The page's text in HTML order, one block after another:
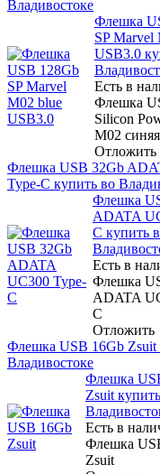
Владивостоке
Флешка
SP Marvel
USB3.0
Есть в
Флешка
Silicon
M02
Отложить
Флешка USB 32Gb
Type-C купить во
Флешка
ADATA
C купить
Есть в
Флешка
ADATA
C
Отложить
Флешка USB 16Gb Zsuit
Владивостоке
Флешка
Zsuit
Есть в
Флешка
Zsuit